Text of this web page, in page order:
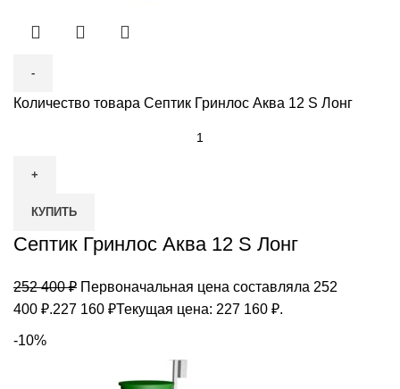
Количество товара Септик Гринлос Аква 12 S Лонг
КУПИТЬ
Септик Гринлос Аква 12 S Лонг
252 400₽ Первоначальная цена составляла 252
400 ₽.227 160 ₽Текущая цена: 227 160 ₽.
-10%